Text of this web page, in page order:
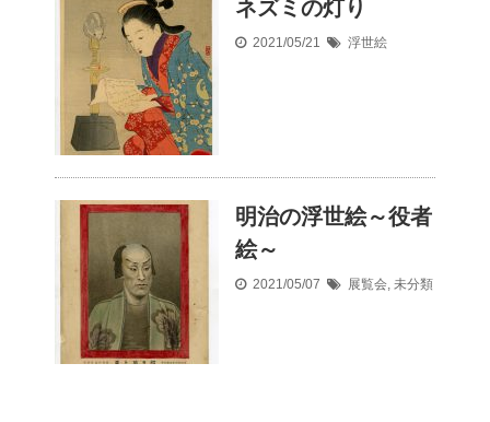
ネズミの灯り
2021/05/21 浮世絵
明治の浮世絵～役者
絵～
2021/05/07 展覧会, 未分類